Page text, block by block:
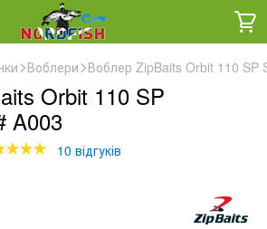
Воблери Воблер ZipBaits Orbit 110 SP
Orbit 110 SP
A003
10 відгуків